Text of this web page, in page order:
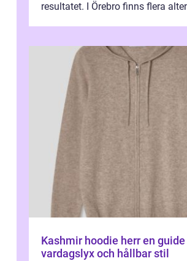
resultatet. I Örebro finns flera
Kashmir hoodie herr en guide till
vardagslyx och hållbar stil